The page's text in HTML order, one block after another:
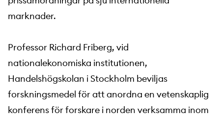
marknader.
Professor Richard Friberg, vid
nationalekonomiska institutionen,
Handelshögskolan i Stockholm beviljas
forskningsmedel för att anordna en vetenskaplig
konferens för forskare i norden verksamma inom